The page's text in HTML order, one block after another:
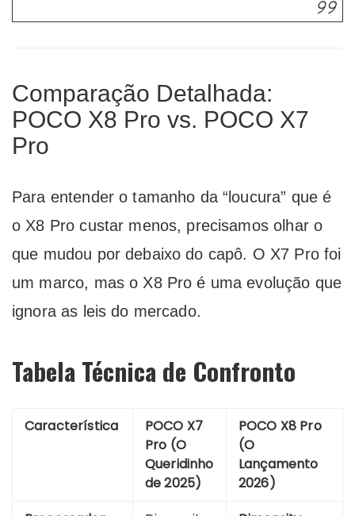
Comparação Detalhada:
POCO X8 Pro vs. POCO X7
Pro
Para entender o tamanho da “loucura” que é
o X8 Pro custar menos, precisamos olhar o
que mudou por debaixo do capô. O X7 Pro foi
um marco, mas o X8 Pro é uma evolução que
ignora as leis do mercado.
Tabela Técnica de Confronto
Característica
POCO X7
Pro (O
Queridinho
de 2025)
POCO X8 Pro
(O
Lançamento
2026)